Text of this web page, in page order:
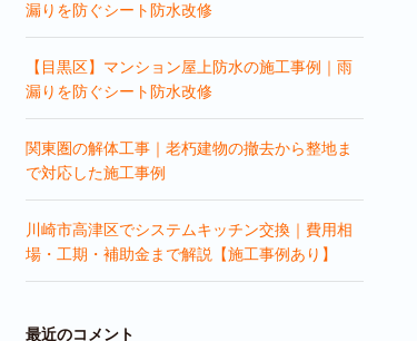
漏りを防ぐシート防水改修
【目黒区】マンション屋上防水の施工事例｜雨
漏りを防ぐシート防水改修
関東圏の解体工事｜老朽建物の撤去から整地ま
で対応した施工事例
川崎市高津区でシステムキッチン交換｜費用相
場・工期・補助金まで解説【施工事例あり】
最近のコメント